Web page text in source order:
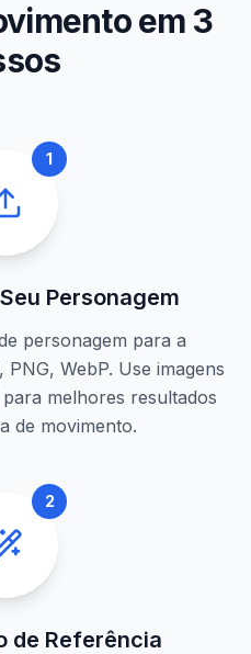
em 3
1
Personagem
personagem para a
WebP. Use imagens
melhores resultados
de movimento.
2
de Referência